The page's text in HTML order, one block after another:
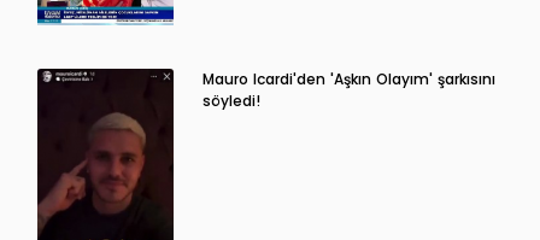
Mauro Icardi'den 'Aşkın Olayım' şarkısını
söyledi!